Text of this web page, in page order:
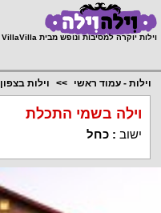
וילות יוקרה למסיבות ונופש מבית VillaVilla
וילות - עמוד ראשי וילות בצפון
וילה בשמי התכלת
ישוב :כחל